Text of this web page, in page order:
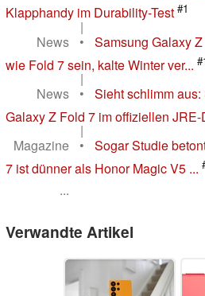
Klapphandy im Durability-Test #1
|
News
•
Samsung Galaxy
wie Fold 7 sein, kalte Winter ver...
|
News
•
Sieht schlimm
Galaxy Z Fold 7 im offiziellen JRE-
|
Magazine
•
Sogar Studie
7 ist dünner als Honor Magic V5 ...
...
Verwandte Artikel